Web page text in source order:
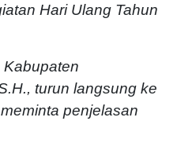
Hari Ulang Tahun
turun langsung ke
penjelasan